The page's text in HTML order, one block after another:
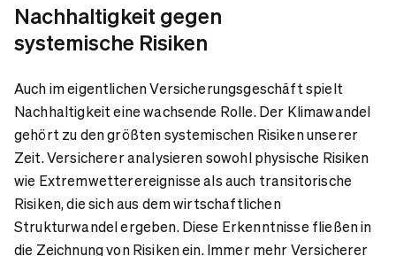
Nachhaltigkeit gegen
systemische Risiken
Auch im eigentlichen Versicherungsgeschäft spielt
Nachhaltigkeit eine wachsende Rolle. Der Klimawandel
gehört zu den größten systemischen Risiken unserer
Zeit. Versicherer analysieren sowohl physische Risiken
wie Extremwetterereignisse als auch transitorische
Risiken, die sich aus dem wirtschaftlichen
Strukturwandel ergeben. Diese Erkenntnisse fließen in
die Zeichnung von Risiken ein. Immer mehr Versicherer